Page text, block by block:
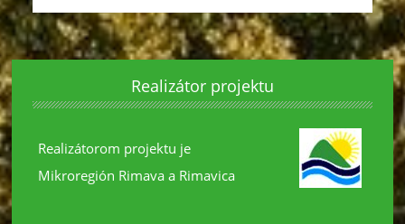
Realizátor projektu
Realizátorom projektu je
Mikroregión Rimava a Rimavica